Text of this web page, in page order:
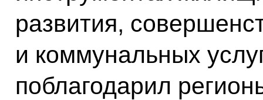
развития,
и коммунальных
поблагодарил